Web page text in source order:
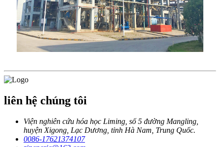
liên hệ chúng tôi
Viện nghiên cứu hóa học Liming, số 5 đường Mangling,
huyện Xigong, Lạc Dương, tỉnh Hà Nam, Trung Quốc.
0086-17621374107